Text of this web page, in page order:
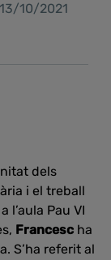
10/2021
dels
i el treball
l’aula Pau VI
Francesc ha
S’ha referit al